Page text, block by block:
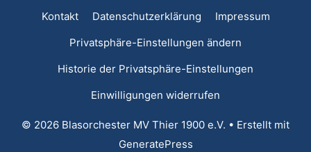
Kontakt Datenschutzerklärung
Impressum
Privatsphäre-Einstellungen ändern
Historie der Privatsphäre-Einstellungen
Einwilligungen widerrufen
© 2026 Blasorchester MV Thier 1900 e.V. • Erstellt mit
GeneratePress